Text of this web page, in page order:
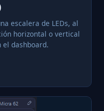
escalera de LEDs, al
horizontal o vertical
el dashboard.